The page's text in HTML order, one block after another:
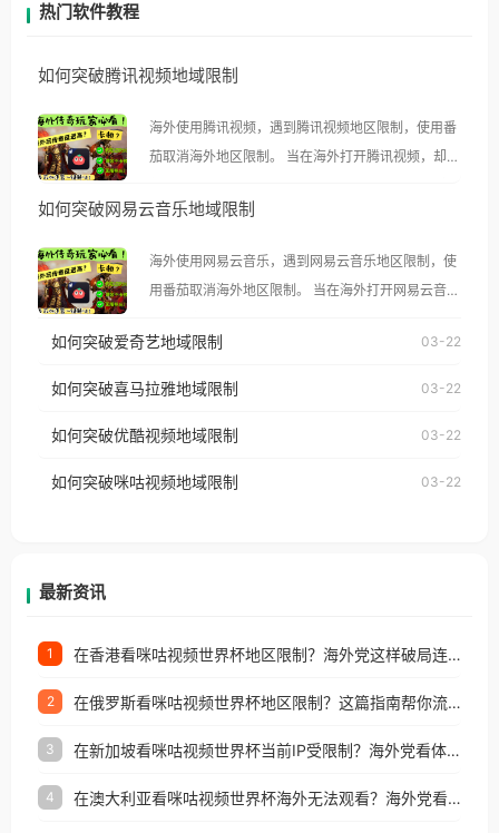
热门软件教程
如何突破腾讯视频地域限制
海外使用腾讯视频，遇到腾讯视频地区限制，使用番
茄取消海外地区限制。 当在海外打开腾讯视频，却突
示语。 海外用户如香港、澳门、台湾、美国、加拿
像其他音乐平台一样，出现地区及版权限制问题，且
仅能在中国大陆地区播放。 遇到这个问题的朋友们，
使用番茄回国加速器，即可解决「海外用户收听腾讯
台湾、美国、加拿大、澳大利亚、欧洲等国家和地区
权限制所困扰。
如何突破网易云音乐地域限制
海外使用网易云音乐，遇到网易云音乐地区限制，使
用番茄取消海外地区限制。 当在海外打开网易云音
播放”的提示语。 海外用户如香港、澳门、台湾、美
国、加拿大、澳大利亚、欧洲等国家和地区时，网易
制问题，且仅能在中国大陆地区播放。 遇到这个问题
户收听网易云音乐地区版权限制」的问题，无论人在
如何突破爱奇艺地域限制 03-22
如何突破喜马拉雅地域限制 03-22
如何突破优酷视频地域限制 03-22
如何突破咪咕视频地域限制 03-22
最新资讯
1 在香港看咪咕视频世界杯地区限制？海外党这样破局连看7天不卡顿！
2 在俄罗斯看咪咕视频世界杯地区限制？这篇指南帮你流畅看中文解说赛事
3 在新加坡看咪咕视频世界杯当前IP受限制？海外党看体育赛事的终极破局指南
4 在澳大利亚看咪咕视频世界杯海外无法观看？海外党看国内体育直播的终极解法